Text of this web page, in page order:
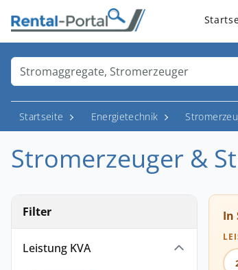
Startseite Energietechnik
Stromerzeuger &
Filter
Leistung KVA
In